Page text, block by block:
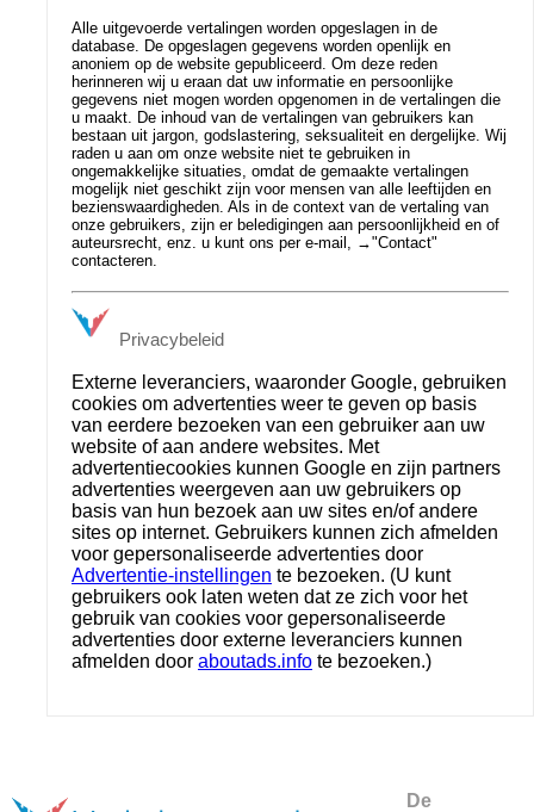
Alle uitgevoerde vertalingen worden opgeslagen in de
database. De opgeslagen gegevens worden openlijk en
anoniem op de website gepubliceerd. Om deze reden
herinneren wij u eraan dat uw informatie en persoonlijke
gegevens niet mogen worden opgenomen in de vertalingen die
u maakt. De inhoud van de vertalingen van gebruikers kan
bestaan uit jargon, godslastering, seksualiteit en dergelijke. Wij
raden u aan om onze website niet te gebruiken in
ongemakkelijke situaties, omdat de gemaakte vertalingen
mogelijk niet geschikt zijn voor mensen van alle leeftijden en
bezienswaardigheden. Als in de context van de vertaling van
onze gebruikers, zijn er beledigingen aan persoonlijkheid en of
auteursrecht, enz. u kunt ons per e-mail, →"Contact"
contacteren.
Privacybeleid
Externe leveranciers, waaronder Google, gebruiken
cookies om advertenties weer te geven op basis
van eerdere bezoeken van een gebruiker aan uw
website of aan andere websites. Met
advertentiecookies kunnen Google en zijn partners
advertenties weergeven aan uw gebruikers op
basis van hun bezoek aan uw sites en/of andere
sites op internet. Gebruikers kunnen zich afmelden
voor gepersonaliseerde advertenties door
Advertentie-instellingen te bezoeken. (U kunt
gebruikers ook laten weten dat ze zich voor het
gebruik van cookies voor gepersonaliseerde
advertenties door externe leveranciers kunnen
afmelden door aboutads.info te bezoeken.)
De